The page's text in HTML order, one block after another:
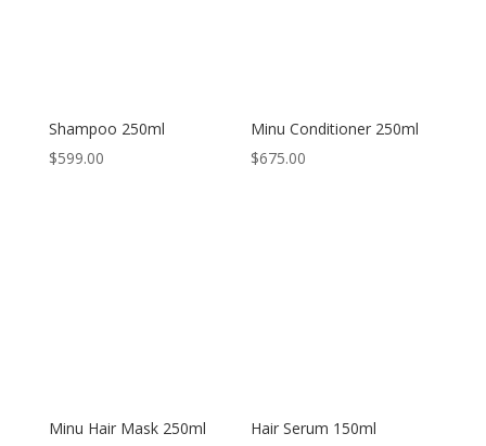
Shampoo 250ml
$599.00
Minu Conditioner 250ml
$675.00
Minu Hair Mask 250ml
Hair Serum 150ml